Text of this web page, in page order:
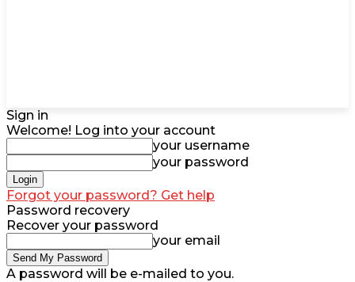
Sign in
Welcome! Log into your account
your username
your password
Forgot your password? Get help
Password recovery
Recover your password
your email
A password will be e-mailed to you.